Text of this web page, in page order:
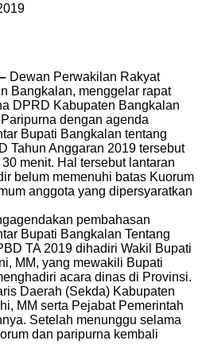
Dewan Perwakilan Rakyat
Bangkalan, menggelar rapat
DPRD Kabupaten Bangkalan
dengan agenda
Bupati Bangkalan tentang
Tahun Anggaran 2019 tersebut
menit. Hal tersebut lantaran
belum memenuhi batas Kuorum
anggota yang dipersyaratkan
pembahasan
Bupati Bangkalan Tentang
TA 2019 dihadiri Wakil Bupati
MM, yang mewakili Bupati
acara dinas di Provinsi.
Daerah (Sekda) Kabupaten
MM serta Pejabat Pemerintah
Setelah menunggu selama
dan paripurna kembali